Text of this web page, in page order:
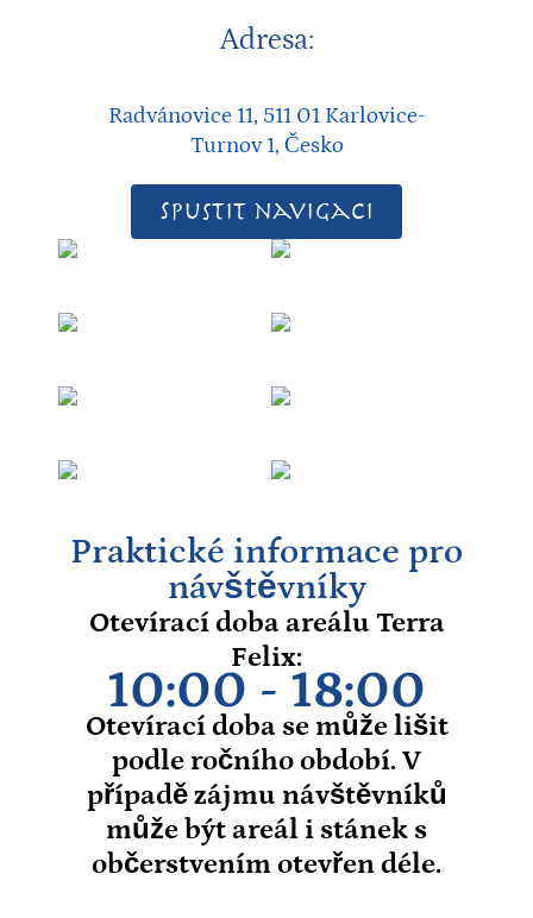
Adresa:
Radvánovice 11, 511 01 Karlovice-
Turnov 1, Česko
Spustit navigaci
Praktické informace pro
návštěvníky
Otevírací doba areálu Terra
Felix:
10:00 - 18:00
Otevírací doba se může lišit
podle ročního období. V
případě zájmu návštěvníků
může být areál i stánek s
občerstvením otevřen déle.